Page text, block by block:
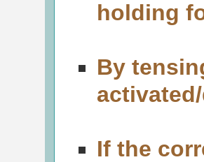
holding
By
If the